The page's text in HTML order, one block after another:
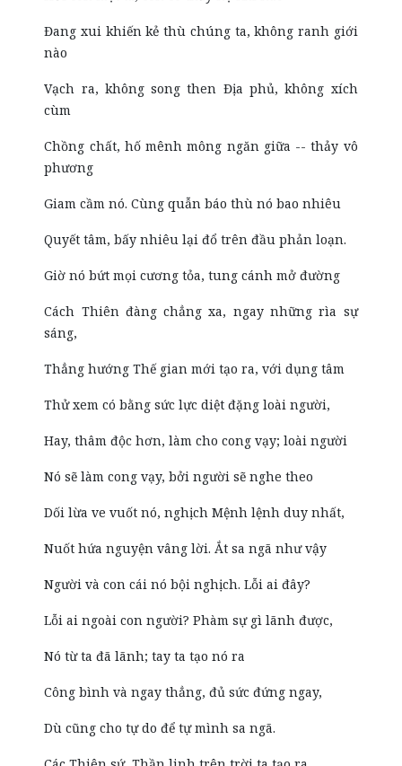
Đang xui khiến kẻ thù chúng ta, không ranh giới
nào
Vạch ra, không song then Địa phủ, không xích
cùm
Chồng chất, hố mênh mông ngăn giữa -- thảy vô
phương
Giam cầm nó. Cùng quẫn báo thù nó bao nhiêu
Quyết tâm, bấy nhiêu lại đổ trên đầu phản loạn.
Giờ nó bứt mọi cương tỏa, tung cánh mở đường
Cách Thiên đàng chẳng xa, ngay những rìa sự
sáng,
Thẳng hướng Thế gian mới tạo ra, với dụng tâm
Thử xem có bằng sức lực diệt đặng loài người,
Hay, thâm độc hơn, làm cho cong vạy; loài người
Nó sẽ làm cong vạy, bởi người sẽ nghe theo
Dối lừa ve vuốt nó, nghịch Mệnh lệnh duy nhất,
Nuốt hứa nguyện vâng lời. Ắt sa ngã như vậy
Người và con cái nó bội nghịch. Lỗi ai đây?
Lỗi ai ngoài con người? Phàm sự gì lãnh được,
Nó từ ta đã lãnh; tay ta tạo nó ra
Công bình và ngay thẳng, đủ sức đứng ngay,
Dù cũng cho tự do để tự mình sa ngã.